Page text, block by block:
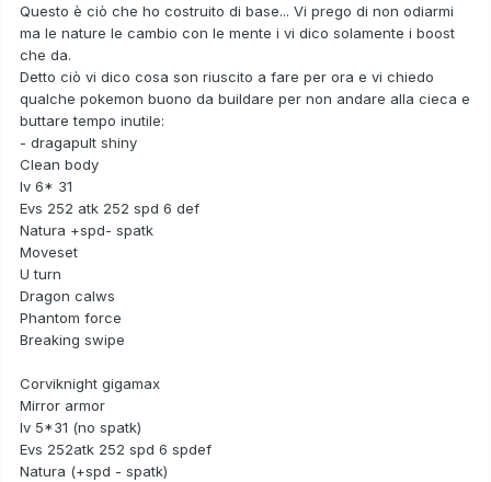
Questo è ciò che ho costruito di base... Vi prego di non odiarmi
ma le nature le cambio con le mente i vi dico solamente i boost
che da.
Detto ciò vi dico cosa son riuscito a fare per ora e vi chiedo
qualche pokemon buono da buildare per non andare alla cieca e
buttare tempo inutile:
- dragapult shiny
Clean body
Iv 6* 31
Evs 252 atk 252 spd 6 def
Natura +spd- spatk
Moveset
U turn
Dragon calws
Phantom force
Breaking swipe
Corviknight gigamax
Mirror armor
Iv 5*31 (no spatk)
Evs 252atk 252 spd 6 spdef
Natura (+spd - spatk)